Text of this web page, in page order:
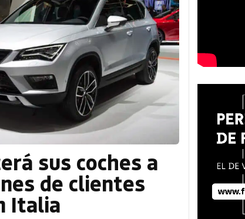
sus coches a
de clientes
Italia